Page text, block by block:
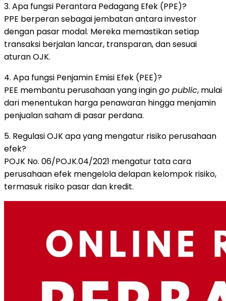
3. Apa fungsi Perantara Pedagang Efek (PPE)?
PPE berperan sebagai jembatan antara investor
dengan pasar modal. Mereka memastikan setiap
transaksi berjalan lancar, transparan, dan sesuai
aturan OJK.
4. Apa fungsi Penjamin Emisi Efek (PEE)?
PEE membantu perusahaan yang ingingo public, mulai
dari menentukan harga penawaran hingga menjamin
penjualan saham di pasar perdana.
5. Regulasi OJK apa yang mengatur risiko perusahaan
efek?
POJK No. 06/POJK.04/2021 mengatur tata cara
perusahaan efek mengelola delapan kelompok risiko,
termasuk risiko pasar dan kredit.